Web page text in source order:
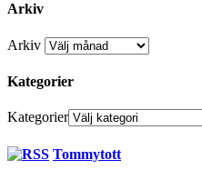
Arkiv
Arkiv
Kategorier
Kategorier
Tommytott